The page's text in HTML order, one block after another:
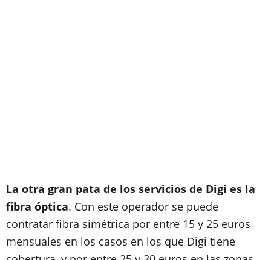
La otra gran pata de los servicios de Digi es la
fibra óptica. Con este operador se puede
contratar fibra simétrica por entre 15 y 25 euros
mensuales en los casos en los que Digi tiene